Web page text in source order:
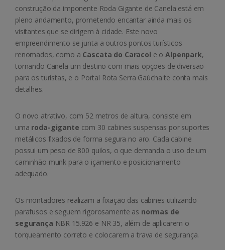
construção da imponente Roda Gigante de Canela está em
pleno andamento, prometendo encantar ainda mais os
visitantes que se dirigem à cidade. Este novo
empreendimento se junta a outros pontos turísticos
renomados, como a Cascata do Caracol e oAlpenpark,
tornando Canela um destino com mais opções de diversão
para os turistas, e o Portal Rota Serra Gaúcha te conta mais
detalhes.
O novo atrativo, com 52 metros de altura, consiste em
uma roda-gigante com 30 cabines suspensas por suportes
metálicos fixados de forma segura no aro. Cada cabine
possui um peso de 800 quilos, o que demanda o uso de um
caminhão munk para o içamento e posicionamento
adequado.
Os montadores realizam a fixação das cabines utilizando
parafusos e seguem rigorosamente as normas de
segurança NBR 15.926 e NR 35, além de aplicarem o
torqueamento correto e colocarem a trava de segurança.